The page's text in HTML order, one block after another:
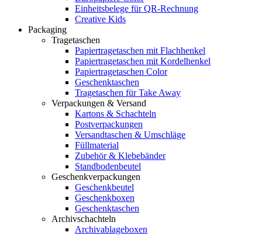
Einheitsbelege für QR-Rechnung
Creative Kids
Packaging
Tragetaschen
Papiertragetaschen mit Flachhenkel
Papiertragetaschen mit Kordelhenkel
Papiertragetaschen Color
Geschenktaschen
Tragetaschen für Take Away
Verpackungen & Versand
Kartons & Schachteln
Postverpackungen
Versandtaschen & Umschläge
Füllmaterial
Zubehör & Klebebänder
Standbodenbeutel
Geschenkverpackungen
Geschenkbeutel
Geschenkboxen
Geschenktaschen
Archivschachteln
Archivablageboxen